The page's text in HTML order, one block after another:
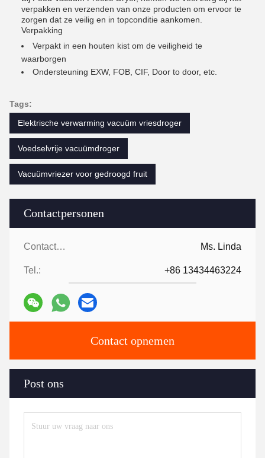
Contactpersonen
Contactpersonen: Ms. Linda
Tel.: +86 13434463224
Contact opnemen
Post ons
verpakken en verzenden van onze producten om ervoor te
zorgen dat ze veilig en in topconditie aankomen.
Verpakking
Verpakt in een houten kist om de veiligheid te
waarborgen
Ondersteuning EXW, FOB, CIF, Door to door, etc.
Tags:
Elektrische verwarming vacuüm vriesdroger
Voedselvrije vacuümdroger
Vacuümvriezer voor gedroogd fruit